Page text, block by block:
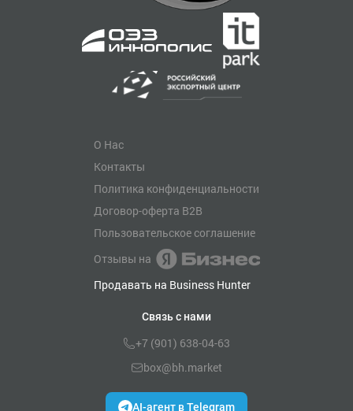
О Нас
Контакты
Политика конфиденциальности
Договор-оферта B2B
Пользовательское соглашение
Отзывы на
Продавать на Business Hunter
Связь с нами
+7 (901) 638-04-63
box@bh.market
AI-агент в Telegram